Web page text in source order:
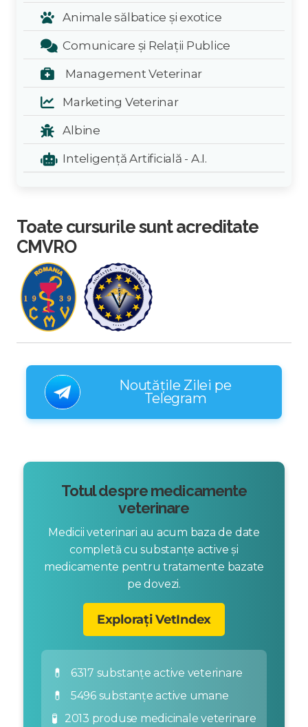
Animale sălbatice și exotice
Comunicare și Relații Publice
Management Veterinar
Marketing Veterinar
Albine
Inteligență Artificială - A.I.
Toate cursurile sunt acreditate
CMVRO
Noutățile Zilei pe
Telegram
Totul despre medicamente
veterinare
Medicii veterinari au acum baza de date
completă cu substanțe active și
medicamente pentru tratamente bazate
pe dovezi.
Explorați VetIndex
💊 6317 substanțe active veterinare
💊 5496 substanțe active umane
🧪 2013 produse medicinale veterinare